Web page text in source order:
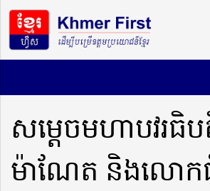
សម្តេចមហាបវរ
ម៉ាណែត និងលោកជំ